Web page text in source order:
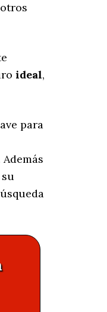
ideal,
para
Además